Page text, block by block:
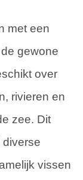
met een
gewone
over
rivieren en
zee. Dit
diverse
vissen